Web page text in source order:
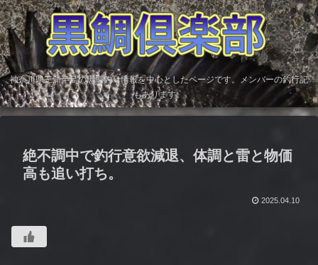
神奈川県三浦半島の黒鯛釣り情報を中心としたページです。メンバーの釣行記
もあります。
絶不調中で釣行意欲減退、体調と雷と物価
高も追い打ち。
2025.04.10